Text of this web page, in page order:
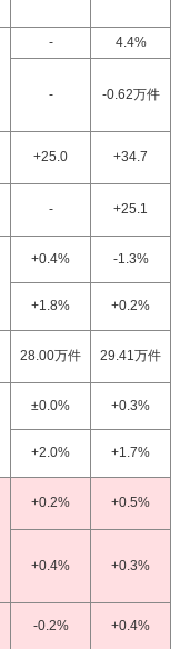
-
4.4%
- -0.62万件
+25.0 +34.7
- +25.1
+0.4% -1.3%
+1.8% +0.2%
28.00万件 29.41万件
±0.0% +0.3%
+2.0% +1.7%
+0.2% +0.5%
+0.4% +0.3%
-0.2% +0.4%